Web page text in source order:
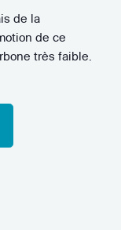
de la
de ce
très faible.